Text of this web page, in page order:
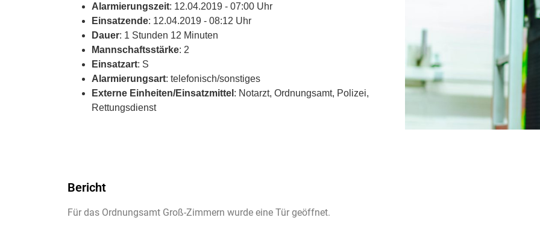
Alarmierungszeit: 12.04.2019 - 07:00 Uhr
Einsatzende: 12.04.2019 - 08:12 Uhr
Dauer: 1 Stunden 12 Minuten
Mannschaftsstärke: 2
Einsatzart: S
Alarmierungsart: telefonisch/sonstiges
Externe Einheiten/Einsatzmittel : Notarzt, Ordnungsamt, Polizei,
Rettungsdienst
Bericht
Für das Ordnungsamt Groß-Zimmern wurde eine Tür geöffnet.